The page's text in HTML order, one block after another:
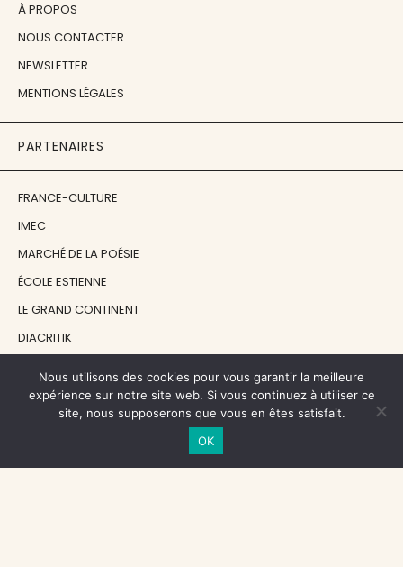
À PROPOS
NOUS CONTACTER
NEWSLETTER
MENTIONS LÉGALES
PARTENAIRES
FRANCE-CULTURE
IMEC
MARCHÉ DE LA POÉSIE
ÉCOLE ESTIENNE
LE GRAND CONTINENT
DIACRITIK
NOS SOUTIENS
CENTRE NATIONAL DU LIVRE
Nous utilisons des cookies pour vous garantir la meilleure
expérience sur notre site web. Si vous continuez à utiliser ce
site, nous supposerons que vous en êtes satisfait.
OK